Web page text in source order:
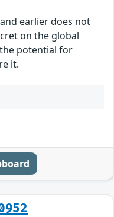
earlier does not
on the global
potential for
it.